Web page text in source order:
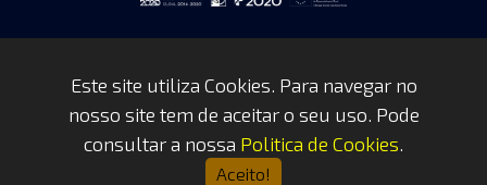
Copyrights © 2026 by FAP - DCSI -
WEBTEAM
Este site utiliza Cookies. Para navegar no
nosso site tem de aceitar o seu uso. Pode
consultar a nossa Politica de Cookies.
Aceito!